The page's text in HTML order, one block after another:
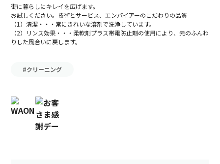
街に暮らしにキレイを広げます。
お試しください。技術とサービス、エンパイアーのこだわりの品質
（1）清潔・・・常にきれいな溶剤で洗浄しています。
（2）リンス効果・・・柔軟剤プラス帯電防止剤の使用により、元のふんわ
りした風合いに戻します。
#クリーニング